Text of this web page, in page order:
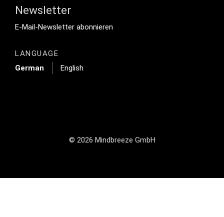
Newsletter
Footer Tertiary
E-Mail-Newsletter abonnieren
LANGUAGE
German
English
© 2026 Mindbreeze GmbH